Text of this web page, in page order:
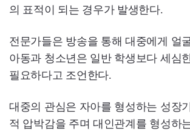
의 표적이 되는 경우가 발생한다.
전문가들은 방송을 통해 대중에게 얼
아동과 청소년은 일반 학생보다 세심
필요하다고 조언한다.
대중의 관심은 자아를 형성하는 성장
적 압박감을 주며 대인관계를 형성하